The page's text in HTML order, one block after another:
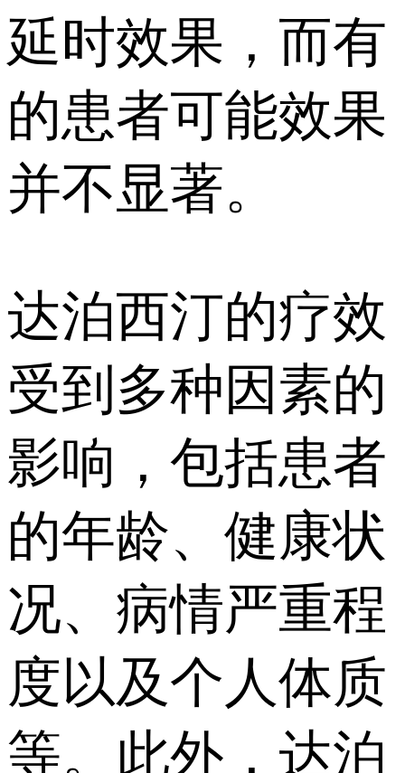
延时效果，而有
的患者可能效果
并不显著。
达泊西汀的疗效
受到多种因素的
影响，包括患者
的年龄、健康状
况、病情严重程
度以及个人体质
等。此外，达泊